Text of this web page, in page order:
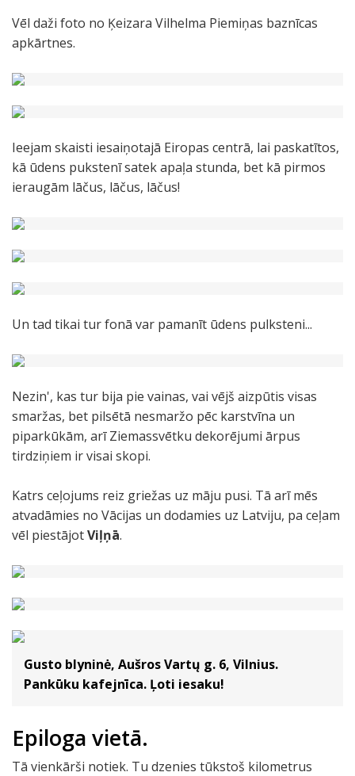
Vēl daži foto no Ķeizara Vilhelma Piemiņas baznīcas
apkārtnes.
Ieejam skaisti iesaiņotajā Eiropas centrā, lai paskatītos,
kā ūdens pukstenī satek apaļa stunda, bet kā pirmos
ieraugām lāčus, lāčus, lāčus!
Un tad tikai tur fonā var pamanīt ūdens pulksteni...
Nezin', kas tur bija pie vainas, vai vējš aizpūtis visas
smaržas, bet pilsētā nesmaržo pēc karstvīna un
piparkūkām, arī Ziemassvētku dekorējumi ārpus
tirdziņiem ir visai skopi.
Katrs ceļojums reiz griežas uz māju pusi. Tā arī mēs
atvadāmies no Vācijas un dodamies uz Latviju, pa ceļam
vēl piestājotViļņā.
Gusto blyninė, Aušros Vartų g. 6, Vilnius.
Pankūku kafejnīca. Ļoti iesaku!
Epiloga vietā.
Tā vienkārši notiek. Tu dzenies tūkstoš kilometrus